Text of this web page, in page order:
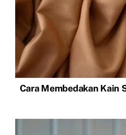
Cara Membedakan Kain